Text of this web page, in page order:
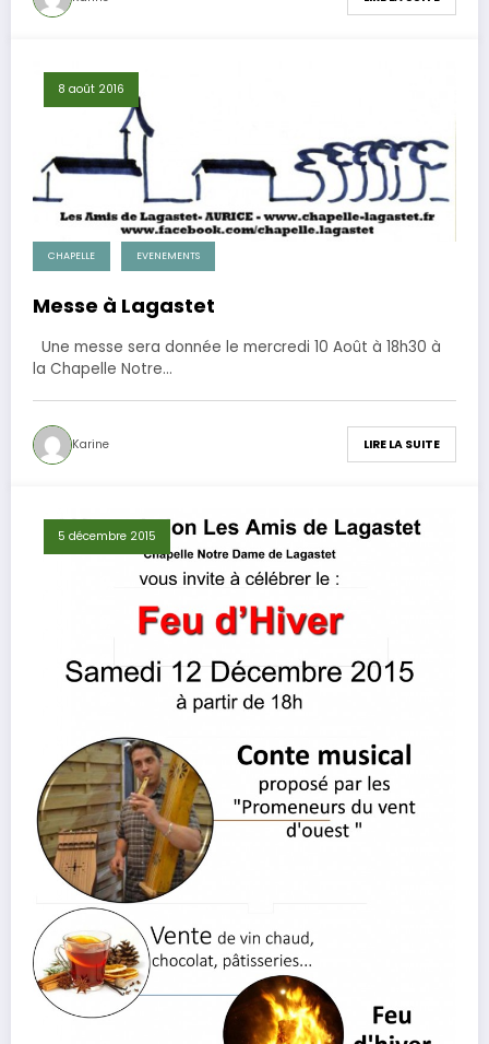
8 août 2016
CHAPELLE EVENEMENTS
Messe à Lagastet
Une messe sera donnée le mercredi 10 Août à 18h30 à
la Chapelle Notre…
Karine LIRE LA SUITE
5 décembre 2015